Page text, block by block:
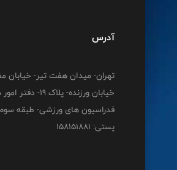
آدرس
تهران- میدان هفت تیر- خیابان
خیابان ورزنده- پلاک
فدراسیون های ورزشی- طبقه
پستی: 158151881